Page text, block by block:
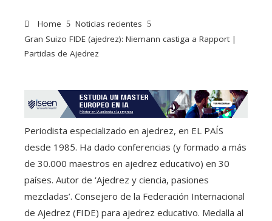
Home
Noticias recientes
Gran Suizo FIDE (ajedrez): Niemann castiga a Rapport |
Partidas de Ajedrez
Periodista especializado en ajedrez, en EL PAÍS
desde 1985. Ha dado conferencias (y formado a más
de 30.000 maestros en ajedrez educativo) en 30
países. Autor de ‘Ajedrez y ciencia, pasiones
mezcladas’. Consejero de la Federación Internacional
de Ajedrez (FIDE) para ajedrez educativo. Medalla al